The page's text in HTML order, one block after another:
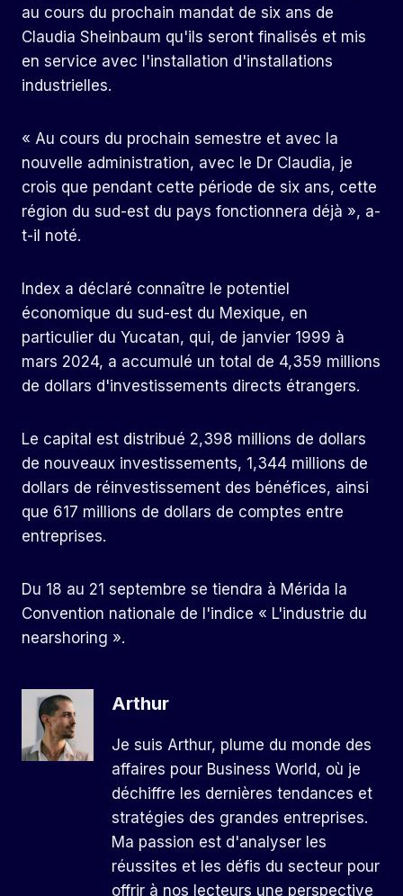
au cours du prochain mandat de six ans de
Claudia Sheinbaum qu'ils seront finalisés et mis
en service avec l'installation d'installations
industrielles.
« Au cours du prochain semestre et avec la
nouvelle administration, avec le Dr Claudia, je
crois que pendant cette période de six ans, cette
région du sud-est du pays fonctionnera déjà », a-
t-il noté.
Index a déclaré connaître le potentiel
économique du sud-est du Mexique, en
particulier du Yucatan, qui, de janvier 1999 à
mars 2024, a accumulé un total de 4,359 millions
de dollars d'investissements directs étrangers.
Le capital est distribué 2,398 millions de dollars
de nouveaux investissements, 1,344 millions de
dollars de réinvestissement des bénéfices, ainsi
que 617 millions de dollars de comptes entre
entreprises.
Du 18 au 21 septembre se tiendra à Mérida la
Convention nationale de l'indice « L'industrie du
nearshoring ».
Arthur
Je suis Arthur, plume du monde des
affaires pour Business World, où je
déchiffre les dernières tendances et
stratégies des grandes entreprises.
Ma passion est d'analyser les
réussites et les défis du secteur pour
offrir à nos lecteurs une perspective